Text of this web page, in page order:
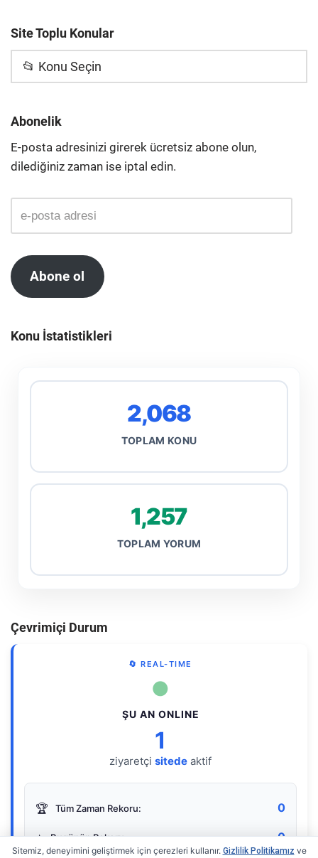
Site Toplu Konular
📂 Konu Seçin
Abonelik
E-posta adresinizi girerek ücretsiz abone olun,
dilediğiniz zaman ise iptal edin.
Abone ol
Konu İstatistikleri
2,068
TOPLAM KONU
1,257
TOPLAM YORUM
Çevrimiçi Durum
🔄 REAL-TIME
●
ŞU AN ONLINE
1
ziyaretçi sitede aktif
🏆 Tüm Zaman Rekoru: 0
⭐ Bugünün Rekoru: 0
Sitemiz, deneyimini geliştirmek için çerezleri kullanır. Gizlilik Politikamız ve